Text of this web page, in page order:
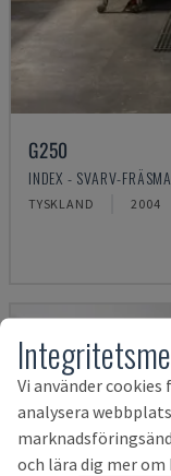
G250
INDEX - SVARV-
TYSKLAND 2004
Vi använder
analysera
och lära dig mer om